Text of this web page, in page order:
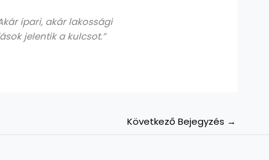
ipari, akár lakossági
jelentik a kulcsot.”
Következő Bejegyzés →